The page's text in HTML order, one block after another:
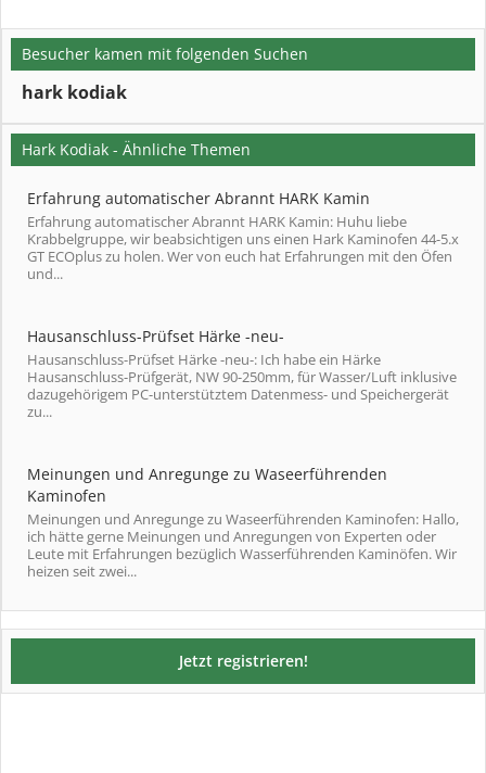
Besucher kamen mit folgenden Suchen
hark kodiak
Hark Kodiak - Ähnliche Themen
Erfahrung automatischer Abrannt HARK Kamin
Erfahrung automatischer Abrannt HARK Kamin: Huhu liebe
Krabbelgruppe, wir beabsichtigen uns einen Hark Kaminofen 44-5.x
GT ECOplus zu holen. Wer von euch hat Erfahrungen mit den Öfen
und...
Hausanschluss-Prüfset Härke -neu-
Hausanschluss-Prüfset Härke -neu-: Ich habe ein Härke
Hausanschluss-Prüfgerät, NW 90-250mm, für Wasser/Luft inklusive
dazugehörigem PC-unterstütztem Datenmess- und Speichergerät
zu...
Meinungen und Anregunge zu Waseerführenden
Kaminofen
Meinungen und Anregunge zu Waseerführenden Kaminofen: Hallo,
ich hätte gerne Meinungen und Anregungen von Experten oder
Leute mit Erfahrungen bezüglich Wasserführenden Kaminöfen. Wir
heizen seit zwei...
Jetzt registrieren!